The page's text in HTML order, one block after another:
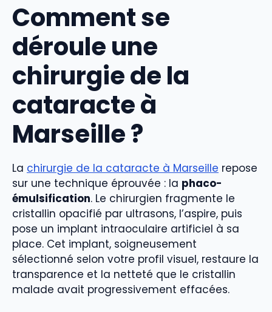
Comment se
déroule une
chirurgie de la
cataracte à
Marseille ?
La chirurgie de la cataracte à Marseille repose
sur une technique éprouvée : la phaco-
émulsification. Le chirurgien fragmente le
cristallin opacifié par ultrasons, l’aspire, puis
pose un implant intraoculaire artificiel à sa
place. Cet implant, soigneusement
sélectionné selon votre profil visuel, restaure la
transparence et la netteté que le cristallin
malade avait progressivement effacées.